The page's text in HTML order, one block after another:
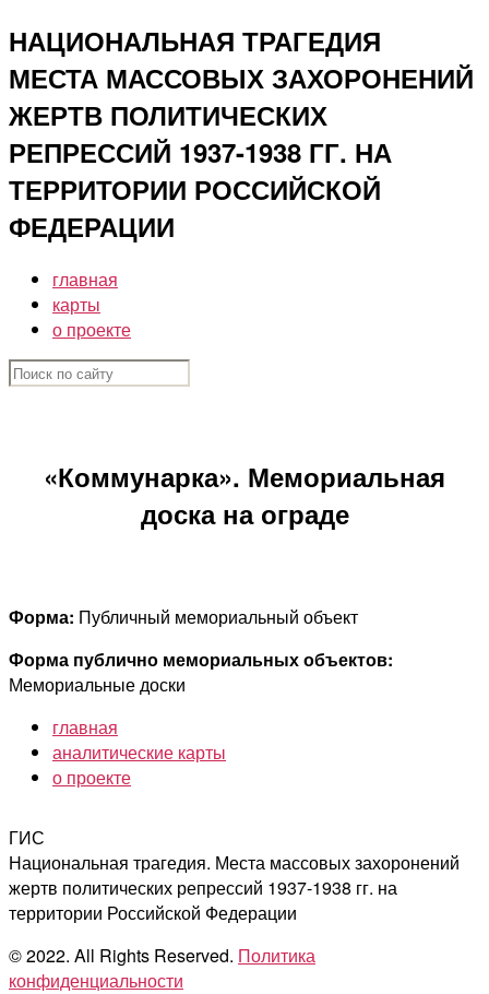
Перейти
к
содержимому
НАЦИОНАЛЬНАЯ ТРАГЕДИЯ
МЕСТА МАССОВЫХ ЗАХОРОНЕНИЙ
ЖЕРТВ ПОЛИТИЧЕСКИХ
РЕПРЕССИЙ 1937-1938 ГГ. НА
ТЕРРИТОРИИ РОССИЙСКОЙ
ФЕДЕРАЦИИ
главная
карты
о проекте
«Коммунарка». Мемориальная
доска на ограде
Форма: Публичный мемориальный объект
Форма публично мемориальных объектов:
Мемориальные доски
главная
аналитические карты
о проекте
ГИС
Национальная трагедия. Места массовых захоронений
жертв политических репрессий 1937-1938 гг. на
территории Российской Федерации
© 2022. All Rights Reserved. Политика
конфиденциальности